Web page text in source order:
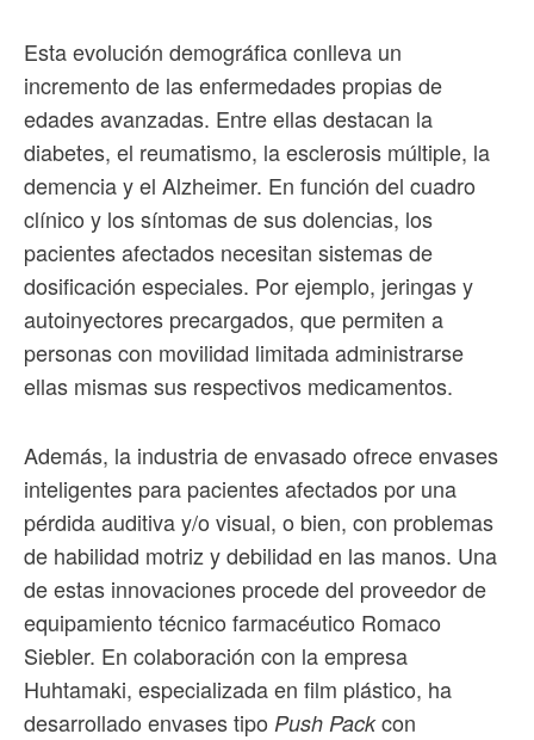
Esta evolución demográfica conlleva un
incremento de las enfermedades propias de
edades avanzadas. Entre ellas destacan la
diabetes, el reumatismo, la esclerosis múltiple, la
demencia y el Alzheimer. En función del cuadro
clínico y los síntomas de sus dolencias, los
pacientes afectados necesitan sistemas de
dosificación especiales. Por ejemplo, jeringas y
autoinyectores precargados, que permiten a
personas con movilidad limitada administrarse
ellas mismas sus respectivos medicamentos.
Además, la industria de envasado ofrece envases
inteligentes para pacientes afectados por una
pérdida auditiva y/o visual, o bien, con problemas
de habilidad motriz y debilidad en las manos. Una
de estas innovaciones procede del proveedor de
equipamiento técnico farmacéutico Romaco
Siebler. En colaboración con la empresa
Huhtamaki, especializada en film plástico, ha
desarrollado envases tipo Push Packcon